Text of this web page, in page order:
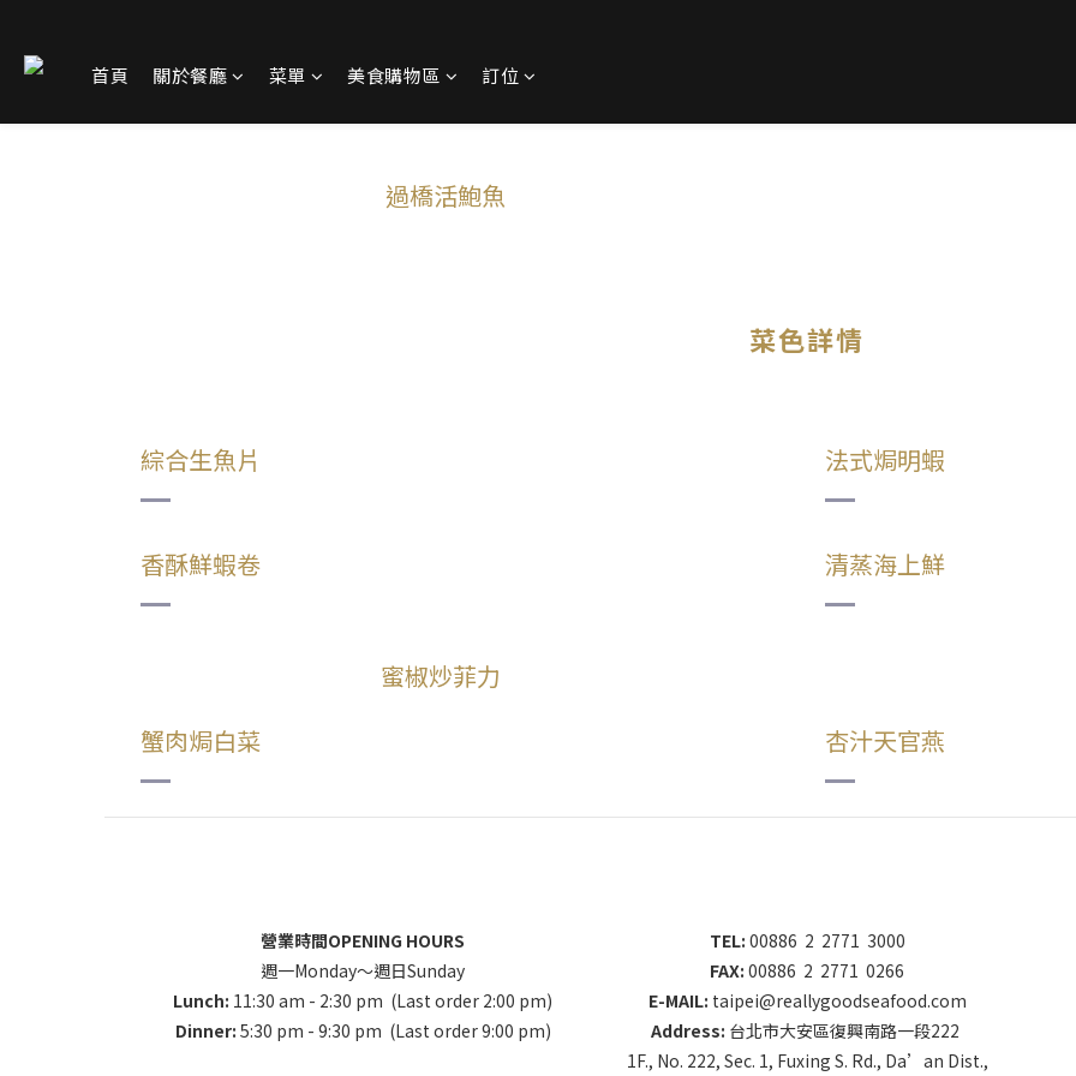
首頁 關於餐廳 菜單 美食購物區 訂位
過橋活鮑魚
菜色詳情
綜合生魚片 法式焗明蝦
香酥鮮蝦卷 清蒸海上鮮
蜜椒炒菲力
蟹肉焗白菜
杏汁天官燕
營業時間OPENING HOURS
週一Monday～週日Sunday
Lunch: 11:30 am - 2:30 pm (Last order 2:00 pm)
Dinner: 5:30 pm - 9:30 pm (Last order 9:00 pm)
TEL: 00886 2 2771 3000
FAX: 00886 2 2771 0266
E-MAIL: taipei@reallygoodseafood.com
Address: 台北市大安區復興南路一段222
1F., No. 222, Sec. 1, Fuxing S. Rd., Da’an Dist.,